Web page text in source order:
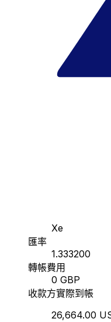
Xe
匯率
1.333200
轉帳費用
0 GBP
收款方實際到帳
26,664.00